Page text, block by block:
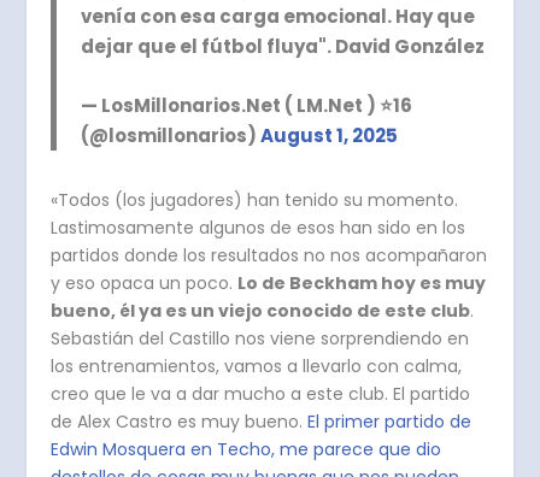
venía con esa carga emocional. Hay que
dejar que el fútbol fluya". David González
— LosMillonarios.Net ( LM.Net ) ⭐️16
(@losmillonarios)August 1, 2025
«Todos (los jugadores) han tenido su momento.
Lastimosamente algunos de esos han sido en los
partidos donde los resultados no nos acompañaron
y eso opaca un poco. Lo de Beckham hoy es muy
bueno, él ya es un viejo conocido de este club.
Sebastián del Castillo nos viene sorprendiendo en
los entrenamientos, vamos a llevarlo con calma,
creo que le va a dar mucho a este club. El partido
de Alex Castro es muy bueno. El primer partido de
Edwin Mosquera en Techo, me parece que dio